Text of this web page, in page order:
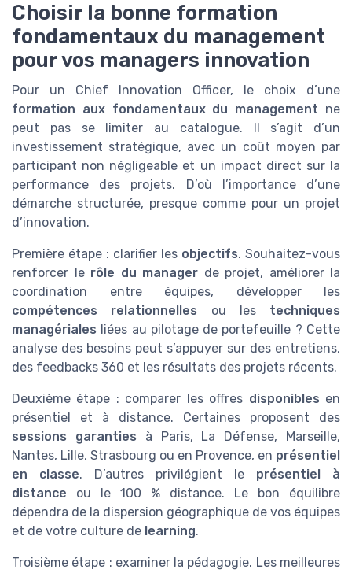
Choisir la bonne formation
fondamentaux du management
pour vos managers innovation
Pour un Chief Innovation Officer, le choix d’une
formation aux fondamentaux du management ne
peut pas se limiter au catalogue. Il s’agit d’un
investissement stratégique, avec un coût moyen par
participant non négligeable et un impact direct sur la
performance des projets. D’où l’importance d’une
démarche structurée, presque comme pour un projet
d’innovation.
Première étape : clarifier les objectifs. Souhaitez-vous
renforcer le rôle du manager de projet, améliorer la
coordination entre équipes, développer les
compétences relationnelles ou les techniques
managériales liées au pilotage de portefeuille ? Cette
analyse des besoins peut s’appuyer sur des entretiens,
des feedbacks 360 et les résultats des projets récents.
Deuxième étape : comparer les offres disponibles en
présentiel et à distance. Certaines proposent des
sessions garanties à Paris, La Défense, Marseille,
Nantes, Lille, Strasbourg ou en Provence, en présentiel
en classe. D’autres privilégient le présentiel à
distance ou le 100 % distance. Le bon équilibre
dépendra de la dispersion géographique de vos équipes
et de votre culture de learning.
Troisième étape : examiner la pédagogie. Les meilleures